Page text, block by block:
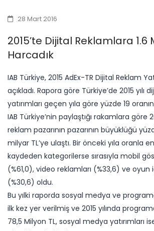
28 Mart 2016
2015’te Dijital Reklamlara 1.6
Harcadık
IAB Türkiye, 2015 AdEx-TR Dijital Reklam
açıkladı. Rapora göre Türkiye’de 2015 yılı
yatırımları geçen yıla göre yüzde 19
IAB Türkiye’nin paylaştığı rakamlara göre
reklam pazarının pazarının büyüklüğü
milyar TL’ye ulaştı. Bir önceki yıla oranla
kaydeden kategorilerse sırasıyla mobil
(%61,0), video reklamları (%33,6) ve
(%30,6) oldu.
Bu yılki raporda sosyal medya ve
ilk kez yer verilmiş ve 2015 yılında
78,5 Milyon TL, sosyal medya yatırımları